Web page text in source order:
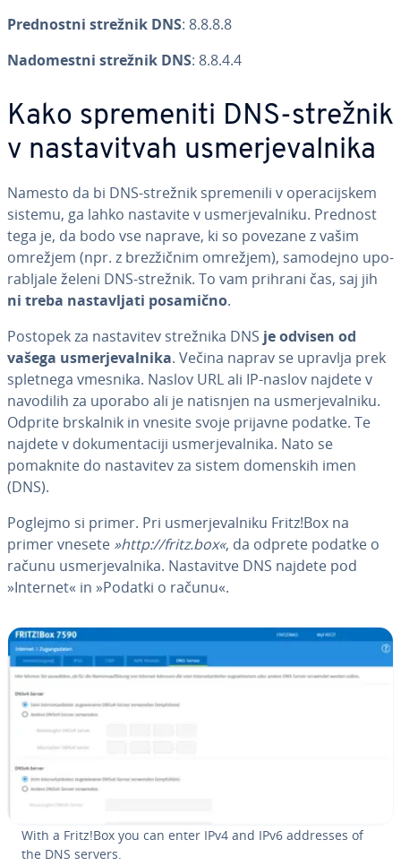
Pred­no­stni strežnik DNS: 8.8.8.8
Na­do­me­stni strežnik DNS: 8.8.4.4
Kako spre­me­ni­ti DNS-strežnik
v na­sta­vi­tvah usmer­je­val­ni­ka
Namesto da bi DNS-strežnik spre­me­ni­li v ope­ra­cij­skem
sistemu, ga lahko nastavite v usmer­je­val­ni­ku. Prednost
tega je, da bodo vse naprave, ki so povezane z vašim
omrežjem (npr. z brez­žič­nim omrežjem), samodejno upo­
ra­blja­le želeni DNS-strežnik. To vam prihrani čas, saj jih
ni treba na­sta­vlja­ti posamično.
Postopek za na­sta­vi­tev strežnika DNS je odvisen od
vašega usmer­je­val­ni­ka. Večina naprav se upravlja prek
spletnega vmesnika. Naslov URL ali IP-naslov najdete v
navodilih za uporabo ali je natisnjen na usmer­je­val­ni­ku.
Odprite brskalnik in vnesite svoje prijavne podatke. Te
najdete v do­ku­men­ta­ci­ji usmer­je­val­ni­ka. Nato se
pomaknite do na­sta­vi­tev za sistem domenskih imen
(DNS).
Poglejmo si primer. Pri usmer­je­val­ni­ku Fritz!Box na
primer vnesete »http://fritz.box«, da odprete podatke o
računu usmer­je­val­ni­ka. Na­sta­vi­tve DNS najdete pod
»Internet« in »Podatki o računu«.
With a Fritz!Box you can enter IPv4 and IPv6 addresses of
the DNS servers.